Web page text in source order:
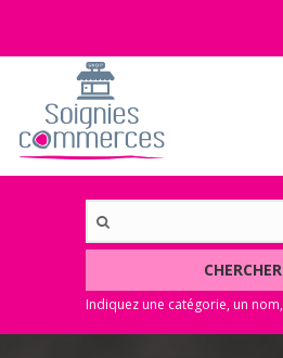
CHERCHER